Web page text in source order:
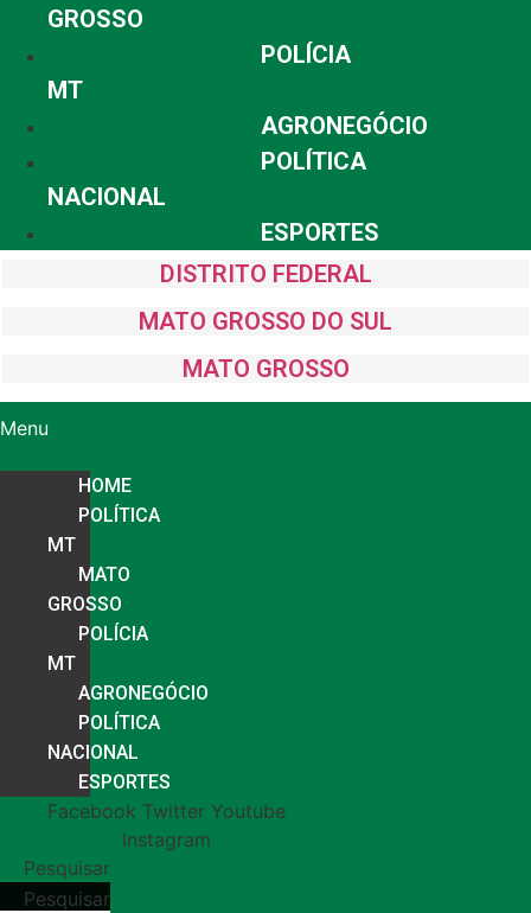
GROSSO
POLÍCIA
MT
AGRONEGÓCIO
POLÍTICA
NACIONAL
ESPORTES
DISTRITO FEDERAL
MATO GROSSO DO SUL
MATO GROSSO
Menu
HOME
POLÍTICA
MT
MATO
GROSSO
POLÍCIA
MT
AGRONEGÓCIO
POLÍTICA
NACIONAL
ESPORTES
Facebook Twitter Youtube
Instagram
Pesquisar
Pesquisar